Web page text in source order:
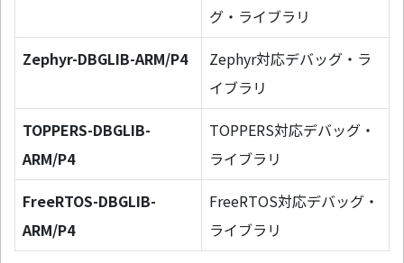
グ・ライブラリ
Zephyr-DBGLIB-ARM/P4
Zephyr対応デバッグ・ラ
イブラリ
TOPPERS-DBGLIB-
ARM/P4
TOPPERS対応デバッグ・
ライブラリ
FreeRTOS-DBGLIB-
ARM/P4
FreeRTOS対応デバッグ・
ライブラリ